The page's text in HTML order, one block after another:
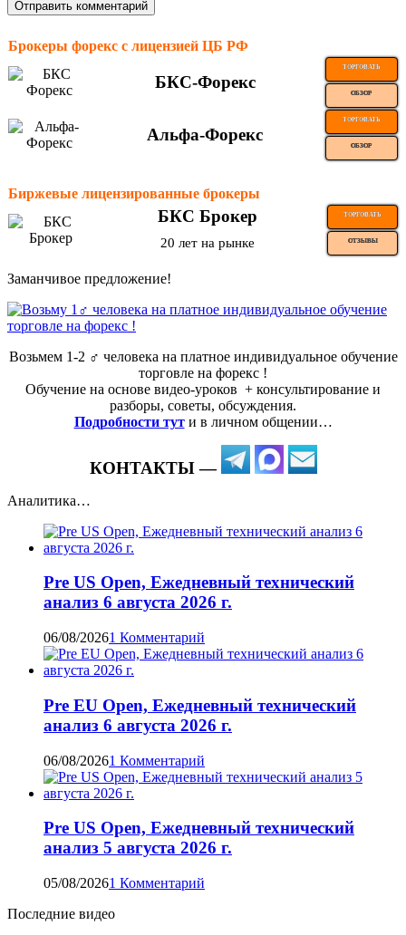
Брокеры форекс с лицензией ЦБ РФ
БКС-Форекс
ТОРГОВАТЬ
ОБЗОР
Альфа-Форекс
ТОРГОВАТЬ
ОБЗОР
Биржевые лицензированные брокеры
БКС Брокер ТОРГОВАТЬ
20 лет на рынке ОТЗЫВЫ
Заманчивое предложение!
Возьмем 1-2 ‍♂️ человека на платное индивидуальное обучение
торговле на форекс !
Обучение на основе видео-уроков ️ + консультирование и
разборы, советы, обсуждения.
Подробности тут и в личном общении…
КОНТАКТЫ —
Аналитика…
Pre US Open, Ежедневный технический
анализ 6 августа 2026 г.
06/08/20261 Комментарий
Pre EU Open, Ежедневный технический
анализ 6 августа 2026 г.
06/08/20261 Комментарий
Pre US Open, Ежедневный технический
анализ 5 августа 2026 г.
05/08/20261 Комментарий
Последние видео